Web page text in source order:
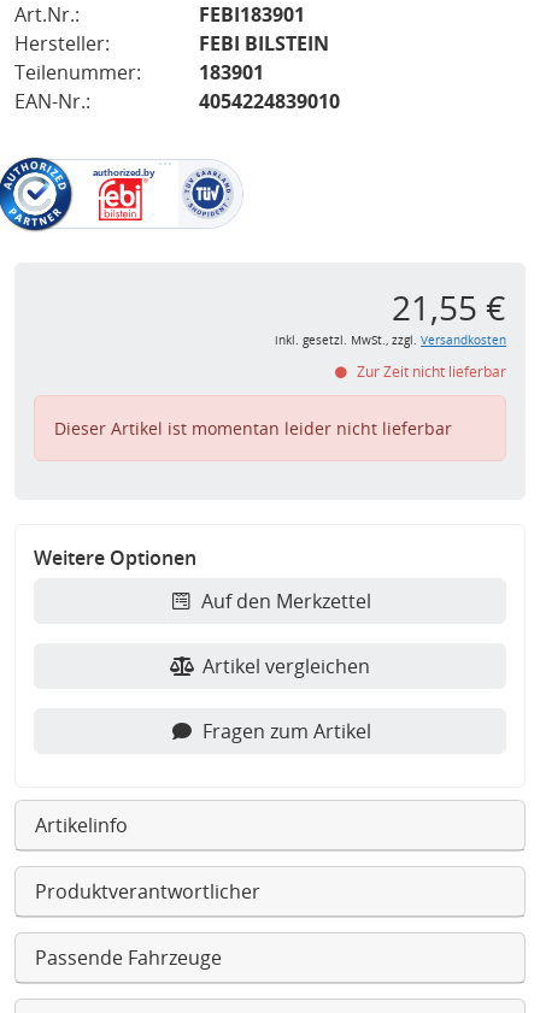
Art.Nr.:
FEBI183901
Hersteller:
FEBI BILSTEIN
Teilenummer:
183901
EAN-Nr.:
4054224839010
21,55 €
inkl. gesetzl. MwSt., zzgl. Versandkosten
Zur Zeit nicht lieferbar
Dieser Artikel ist momentan leider nicht lieferbar
Weitere Optionen
Auf den Merkzettel
Artikel vergleichen
Fragen zum Artikel
Artikelinfo
Produktverantwortlicher
Passende Fahrzeuge